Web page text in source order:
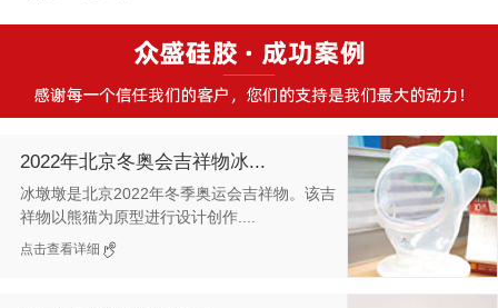
2022年北京冬奥会吉祥物冰...
冰墩墩是北京2022年冬季奥运会吉祥物。该吉
祥物以熊猫为原型进行设计创作....
点击查看详细